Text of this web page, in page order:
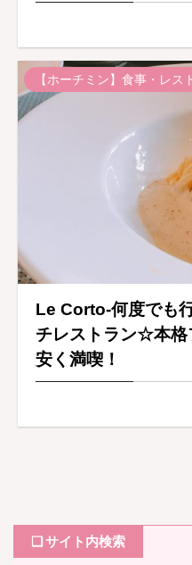
【ホーチミン】食事・レス
Le Corto-何度でも
チレストラン☆本格
安く満喫！
❏ サイト内検索